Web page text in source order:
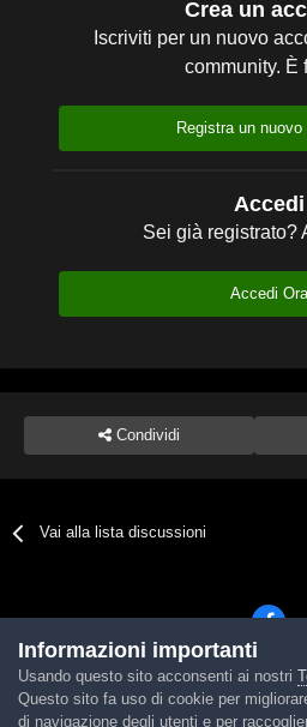
Crea un
Iscriviti per un nuovo
community. È
Registra un
Accedi
Sei già registrato?
Accedi Ora
Condividi
Vai alla lista discussioni
Lingua Tema
Powered by Invision
Informazioni importanti
Usando questo sito acconsenti ai nostri
Questo sito fa uso di cookie per
di navigazione degli utenti e per